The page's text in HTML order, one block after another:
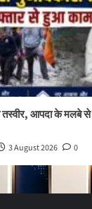
तस्वीर, आपदा के मलबे
3 August 2026 0